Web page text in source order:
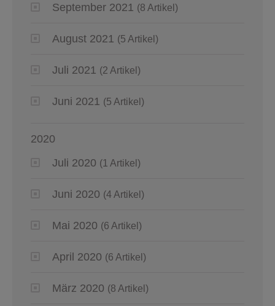
September 2021 (8 Artikel)
August 2021 (5 Artikel)
Juli 2021 (2 Artikel)
Juni 2021 (5 Artikel)
2020
Juli 2020 (1 Artikel)
Juni 2020 (4 Artikel)
Mai 2020 (6 Artikel)
April 2020 (6 Artikel)
März 2020 (8 Artikel)